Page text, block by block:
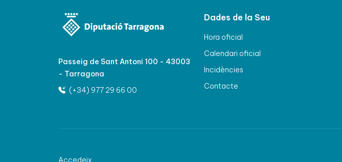
Passeig de Sant Antoni 100 - 43003
- Tarragona
(+34) 977 29 66 00
Dades de la Seu
Hora oficial
Calendari oficial
Incidències
Contacte
Accedeix